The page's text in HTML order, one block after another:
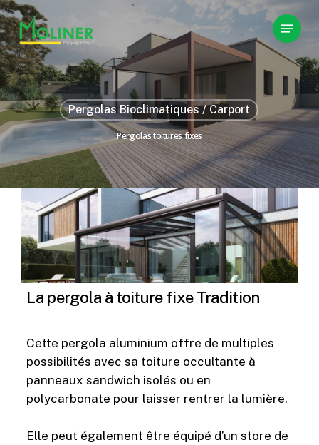
Skip
to
main
content
Menu
Pergolas Bioclimatiques / Carport
Pergolas toitures fixes
La pergola à toiture fixe Tradition
Cette pergola aluminium offre de multiples
possibilités avec sa toiture occultante à
panneaux sandwich isolés ou en
polycarbonate pour laisser rentrer la lumière.
Elle peut également être équipé d’un store de